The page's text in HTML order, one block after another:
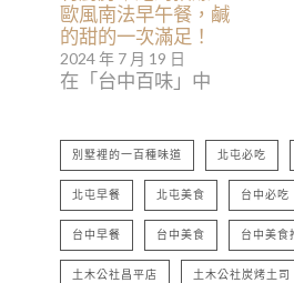
歐風南法早午餐，鹹
的甜的一次滿足！
2024 年 7 月 19 日
在「台中百味」中
別墅裡的一百種味道 北屯必吃
北屯早餐 北屯美食 台中必吃
台中早餐 台中美食 台中美食
土木公社昌平店 土木公社炭烤土司